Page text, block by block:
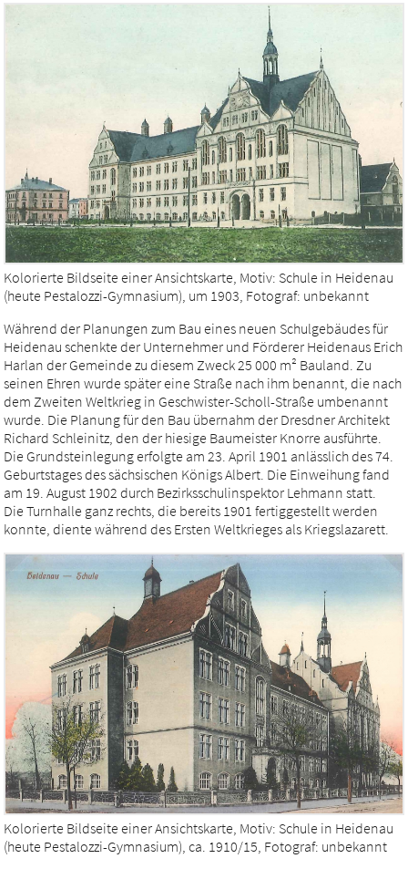
Kolorierte Bildseite einer Ansichtskarte, Motiv: Schule in Heidenau
(heute Pestalozzi-Gymnasium), um 1903, Fotograf: unbekannt
Während der Planungen zum Bau eines neuen Schulgebäudes für
Heidenau schenkte der Unternehmer und Förderer Heidenaus Erich
Harlan der Gemeinde zu diesem Zweck 25 000 m² Bauland. Zu
seinen Ehren wurde später eine Straße nach ihm benannt, die nach
dem Zweiten Weltkrieg in Geschwister-Scholl-Straße umbenannt
wurde. Die Planung für den Bau übernahm der Dresdner Architekt
Richard Schleinitz, den der hiesige Baumeister Knorre ausführte.
Die Grundsteinlegung erfolgte am 23. April 1901 anlässlich des 74.
Geburtstages des sächsischen Königs Albert. Die Einweihung fand
am 19. August 1902 durch Bezirksschulinspektor Lehmann statt.
Die Turnhalle ganz rechts, die bereits 1901 fertiggestellt werden
konnte, diente während des Ersten Weltkrieges als Kriegslazarett.
Kolorierte Bildseite einer Ansichtskarte, Motiv: Schule in Heidenau
(heute Pestalozzi-Gymnasium), ca. 1910/15, Fotograf: unbekannt